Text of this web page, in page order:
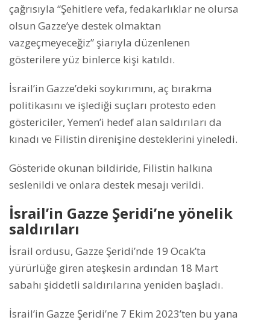
çağrısıyla “Şehitlere vefa, fedakarlıklar ne olursa
olsun Gazze’ye destek olmaktan
vazgeçmeyeceğiz” şiarıyla düzenlenen
gösterilere yüz binlerce kişi katıldı.
İsrail’in Gazze’deki soykırımını, aç bırakma
politikasını ve işlediği suçları protesto eden
göstericiler, Yemen’i hedef alan saldırıları da
kınadı ve Filistin direnişine desteklerini yineledi.
Gösteride okunan bildiride, Filistin halkına
seslenildi ve onlara destek mesajı verildi.
İsrail’in Gazze Şeridi’ne yönelik
saldırıları
İsrail ordusu, Gazze Şeridi’nde 19 Ocak’ta
yürürlüğe giren ateşkesin ardından 18 Mart
sabahı şiddetli saldırılarına yeniden başladı.
İsrail’in Gazze Şeridi’ne 7 Ekim 2023’ten bu yana